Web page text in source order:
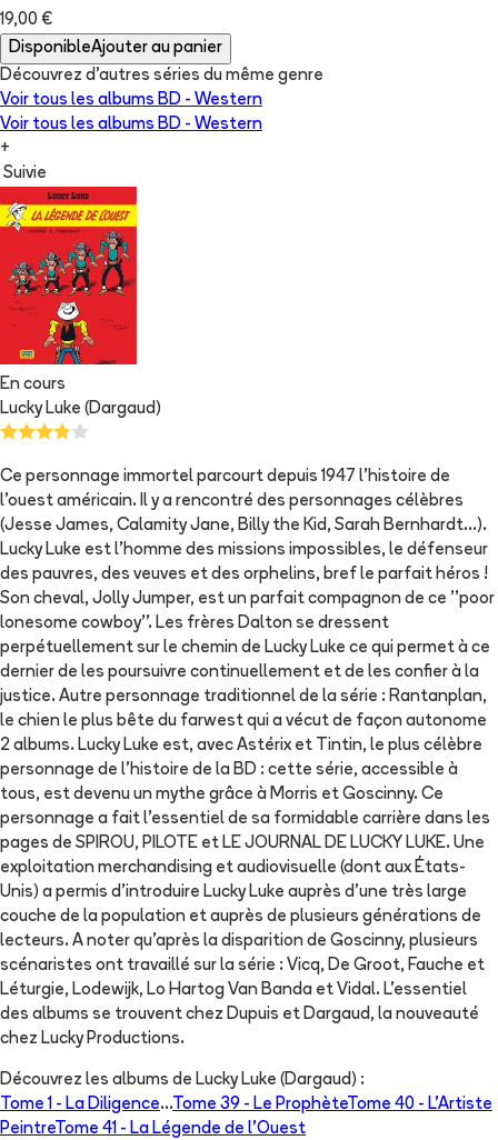
19,00 €
DisponibleAjouter au panier
Découvrez d'autres séries du même genre
Voir tous les albums BD - Western
Voir tous les albums BD - Western
+
Suivie
En cours
Lucky Luke (Dargaud)
Ce personnage immortel parcourt depuis 1947 l'histoire de
l'ouest américain. Il y a rencontré des personnages célèbres
(Jesse James, Calamity Jane, Billy the Kid, Sarah Bernhardt...).
Lucky Luke est l'homme des missions impossibles, le défenseur
des pauvres, des veuves et des orphelins, bref le parfait héros !
Son cheval, Jolly Jumper, est un parfait compagnon de ce ''poor
lonesome cowboy''. Les frères Dalton se dressent
perpétuellement sur le chemin de Lucky Luke ce qui permet à ce
dernier de les poursuivre continuellement et de les confier à la
justice. Autre personnage traditionnel de la série : Rantanplan,
le chien le plus bête du farwest qui a vécut de façon autonome
2 albums. Lucky Luke est, avec Astérix et Tintin, le plus célèbre
personnage de l'histoire de la BD : cette série, accessible à
tous, est devenu un mythe grâce à Morris et Goscinny. Ce
personnage a fait l'essentiel de sa formidable carrière dans les
pages de SPIROU, PILOTE et LE JOURNAL DE LUCKY LUKE. Une
exploitation merchandising et audiovisuelle (dont aux États-
Unis) a permis d'introduire Lucky Luke auprès d'une très large
couche de la population et auprès de plusieurs générations de
lecteurs. A noter qu'après la disparition de Goscinny, plusieurs
scénaristes ont travaillé sur la série : Vicq, De Groot, Fauche et
Léturgie, Lodewijk, Lo Hartog Van Banda et Vidal. L'essentiel
des albums se trouvent chez Dupuis et Dargaud, la nouveauté
chez Lucky Productions.
Découvrez les albums de Lucky Luke (Dargaud) :
Tome 1 - La Diligence...Tome 39 - Le ProphèteTome 40 - L'Artiste
PeintreTome 41 - La Légende de l'Ouest